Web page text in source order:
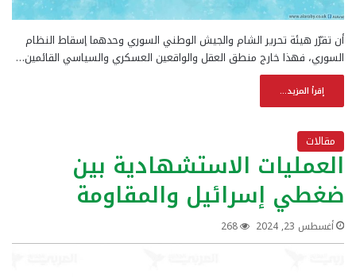
أن تقرّر هيئة تحرير الشام والجيش الوطني السوري وحدهما إسقاط النظام
السوري، فهذا خارج منطق العقل والواقعين العسكري والسياسي القائمين…
إقرأ المزيد...
مقالات
العمليات الاستشهادية بين
ضغطي إسرائيل والمقاومة
أغسطس 23, 2024 268